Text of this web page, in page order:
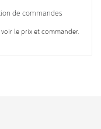
de commandes
le prix et commander.